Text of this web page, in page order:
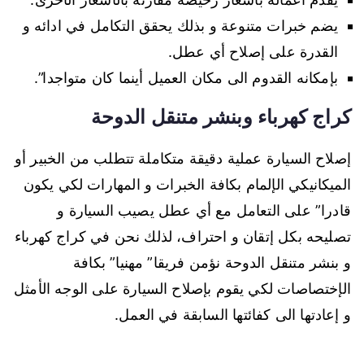
يضم خبرات متنوعة و بذلك يحقق التكامل في ادائه و
القدرة على إصلاح أي عطل.
بإمكانه القدوم الى مكان العميل أينما كان متواجدا”.
كراج كهرباء وبنشر متنقل الدوحة
إصلاح السيارة عملية دقيقة متكاملة تتطلب من الخبير أو
الميكانيكي الإلمام بكافة الخبرات و المهارات لكي يكون
قادرا” على التعامل مع أي عطل يصيب السيارة و
تصليحه بكل إتقان و احتراف، لذلك نحن في كراج كهرباء
و بنشر متنقل الدوحة نؤمن فريقا” مهنيا” بكافة
الإختصاصات لكي يقوم بإصلاح السيارة على الوجه الأمثل
و إعادتها الى كفائتها السابقة في العمل.